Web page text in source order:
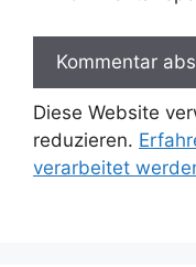
Diese Website
reduzieren.
verarbeitet